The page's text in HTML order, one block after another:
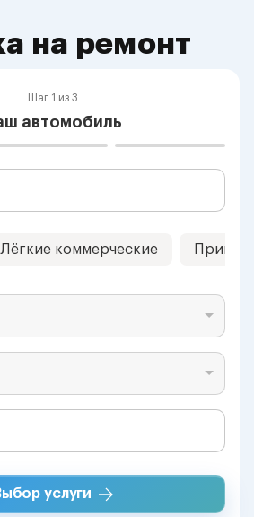
на ремонт
Шаг 1 из 3
автомобиль
Лёгкие коммерческие
услуги